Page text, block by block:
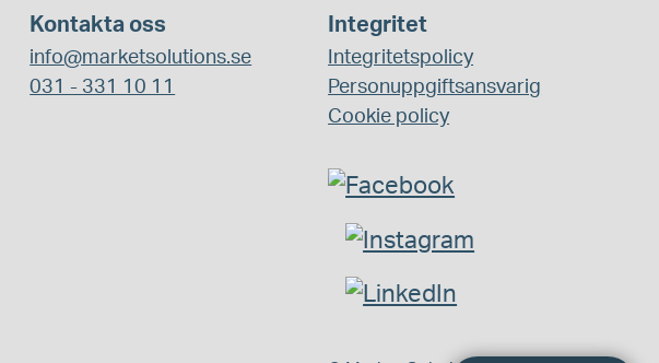
Kontakta oss
info@marketsolutions.se
031 - 331 10 11
Integritet
Integritetspolicy
Personuppgiftsansvarig
Cookie policy